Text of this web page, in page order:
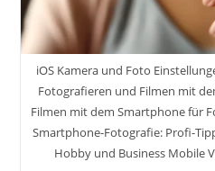
iOS Kamera und Foto
Fotografieren und Filmen mit
Filmen mit dem Smartphone für
Smartphone-Fotografie: Profi-
Hobby und Business Mobile